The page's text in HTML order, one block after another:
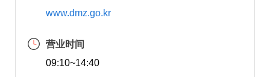
www.dmz.go.kr
营业时间
09:10~14:40